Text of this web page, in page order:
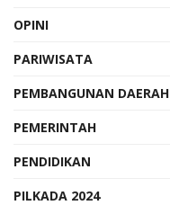
OPINI
PARIWISATA
PEMBANGUNAN DAERAH
PEMERINTAH
PENDIDIKAN
PILKADA 2024